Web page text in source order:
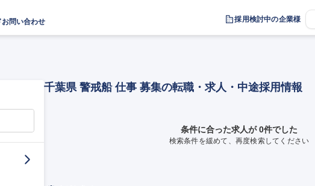
お問い合わせ 採用検討中の企業様
千葉県 警戒船 仕事 募集の転職・求人・中途採用情報
条件に合った求人が 0件でした
検索条件を緩めて、再度検索してください